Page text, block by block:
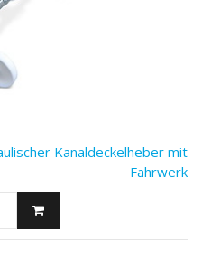
Kanaldeckelheber mit
Fahrwerk